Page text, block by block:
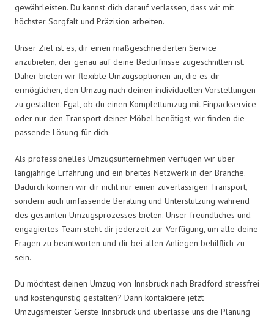
gewährleisten. Du kannst dich darauf verlassen, dass wir mit
höchster Sorgfalt und Präzision arbeiten.
Unser Ziel ist es, dir einen maßgeschneiderten Service
anzubieten, der genau auf deine Bedürfnisse zugeschnitten ist.
Daher bieten wir flexible Umzugsoptionen an, die es dir
ermöglichen, den Umzug nach deinen individuellen Vorstellungen
zu gestalten. Egal, ob du einen Komplettumzug mit Einpackservice
oder nur den Transport deiner Möbel benötigst, wir finden die
passende Lösung für dich.
Als professionelles Umzugsunternehmen verfügen wir über
langjährige Erfahrung und ein breites Netzwerk in der Branche.
Dadurch können wir dir nicht nur einen zuverlässigen Transport,
sondern auch umfassende Beratung und Unterstützung während
des gesamten Umzugsprozesses bieten. Unser freundliches und
engagiertes Team steht dir jederzeit zur Verfügung, um alle deine
Fragen zu beantworten und dir bei allen Anliegen behilflich zu
sein.
Du möchtest deinen Umzug von Innsbruck nach Bradford stressfrei
und kostengünstig gestalten? Dann kontaktiere jetzt
Umzugsmeister Gerste Innsbruck und überlasse uns die Planung